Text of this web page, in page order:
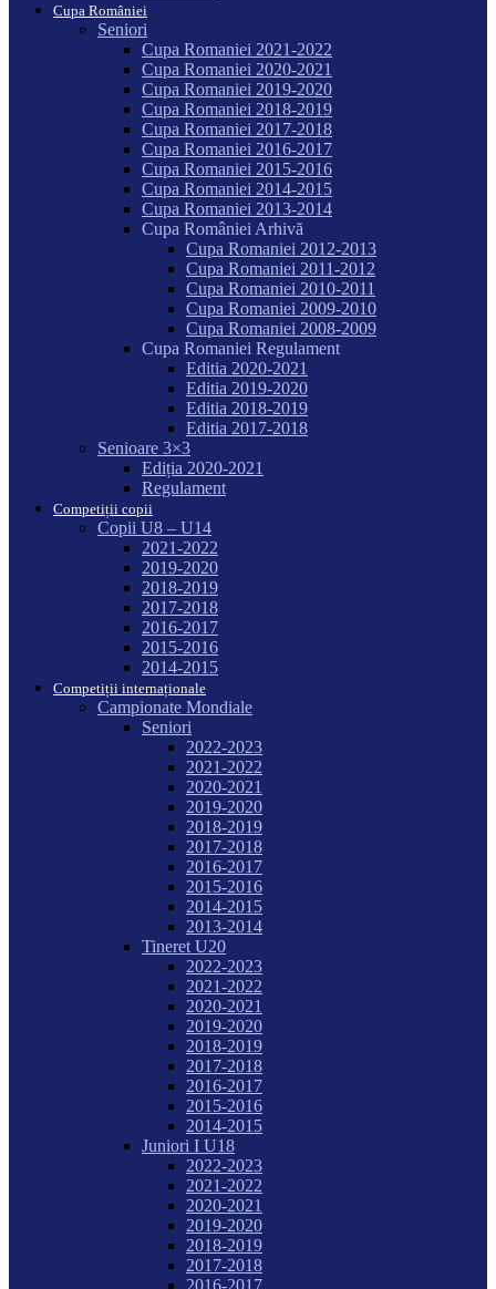
Cupa României
Seniori
Cupa Romaniei 2021-2022
Cupa Romaniei 2020-2021
Cupa Romaniei 2019-2020
Cupa Romaniei 2018-2019
Cupa Romaniei 2017-2018
Cupa Romaniei 2016-2017
Cupa Romaniei 2015-2016
Cupa Romaniei 2014-2015
Cupa Romaniei 2013-2014
Cupa României Arhivă
Cupa Romaniei 2012-2013
Cupa Romaniei 2011-2012
Cupa Romaniei 2010-2011
Cupa Romaniei 2009-2010
Cupa Romaniei 2008-2009
Cupa Romaniei Regulament
Editia 2020-2021
Editia 2019-2020
Editia 2018-2019
Editia 2017-2018
Senioare 3×3
Ediția 2020-2021
Regulament
Competiții copii
Copii U8 – U14
2021-2022
2019-2020
2018-2019
2017-2018
2016-2017
2015-2016
2014-2015
Competiții internaționale
Campionate Mondiale
Seniori
2022-2023
2021-2022
2020-2021
2019-2020
2018-2019
2017-2018
2016-2017
2015-2016
2014-2015
2013-2014
Tineret U20
2022-2023
2021-2022
2020-2021
2019-2020
2018-2019
2017-2018
2016-2017
2015-2016
2014-2015
Juniori I U18
2022-2023
2021-2022
2020-2021
2019-2020
2018-2019
2017-2018
2016-2017